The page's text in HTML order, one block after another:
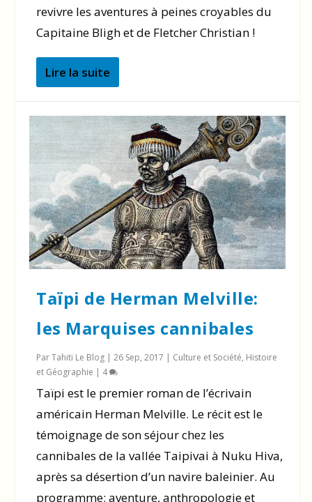
revivre les aventures à peines croyables du
Capitaine Bligh et de Fletcher Christian !
Lire la suite
Taïpi de Herman Melville:
les Marquises cannibales
ParTahiti Le Blog |26 Sep, 2017 | Culture et Société, Histoire
et Géographie | 4
Taïpi est le premier roman de l’écrivain
américain Herman Melville. Le récit est le
témoignage de son séjour chez les
cannibales de la vallée Taipivai à Nuku Hiva,
après sa désertion d’un navire baleinier. Au
programme: aventure, anthropologie et